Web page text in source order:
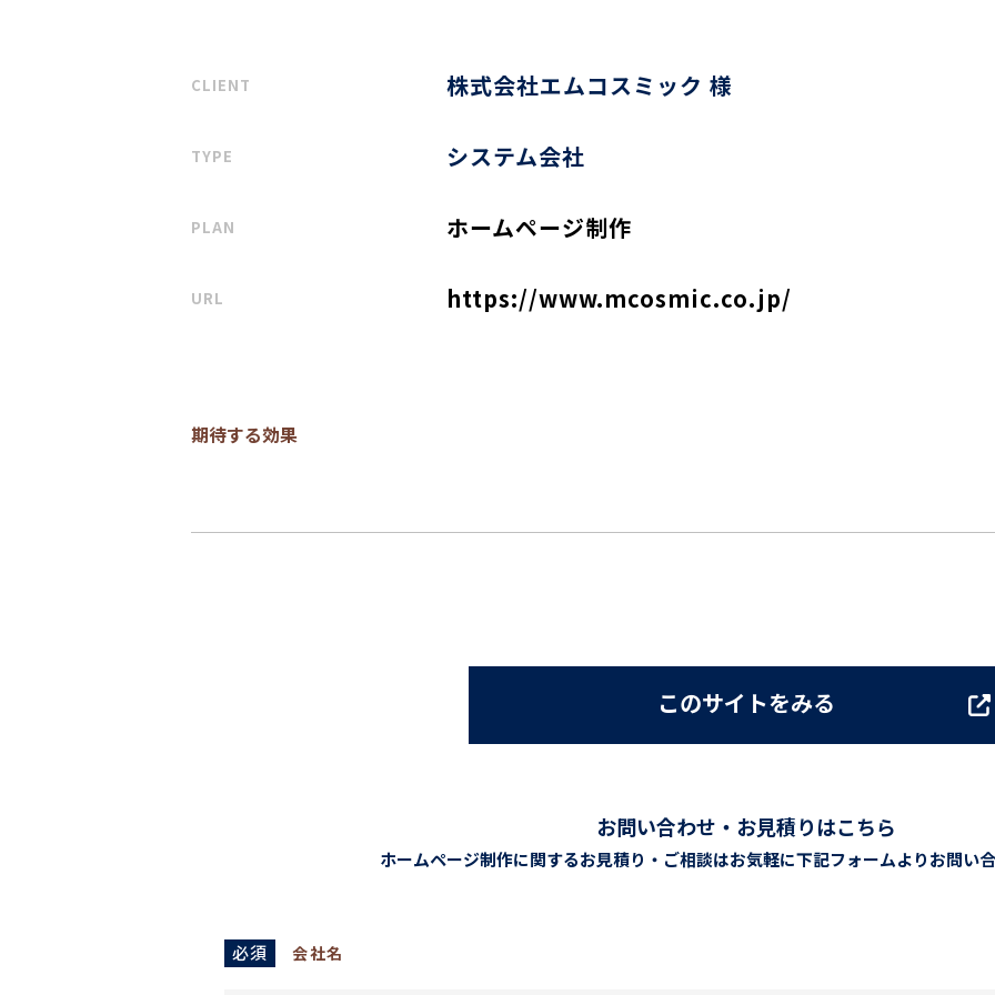
CLIENT 株式会社エムコスミック 様
TYPE システム会社
PLAN ホームページ制作
URL https://www.mcosmic.co.jp/
期待する効果
このサイトをみる
お問い合わせ・お見積りはこちら
ホームページ制作に関するお見積り・ご相談はお気軽に下記フォームよりお問い
必須 会社名